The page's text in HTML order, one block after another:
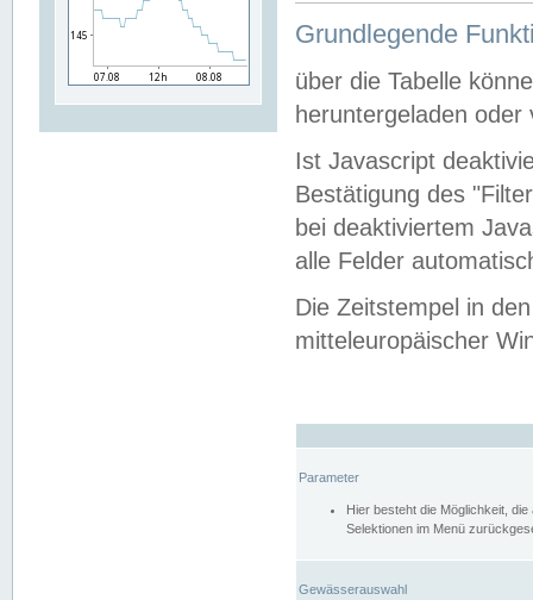
Grundlegende
über die Tabelle
heruntergeladen oder
Ist Javascript
Bestätigung des
bei deaktiviertem
alle Felder
Die Zeitstempel in
mitteleuropäischer
Parameter
Hier besteht die Möglichkeit,
Selektionen im Menü
Gewässerauswahl